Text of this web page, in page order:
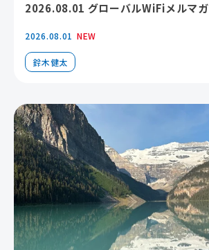
鈴木健太
2026.08.01 グローバルWiFiメルマガ
2026.08.01 NEW